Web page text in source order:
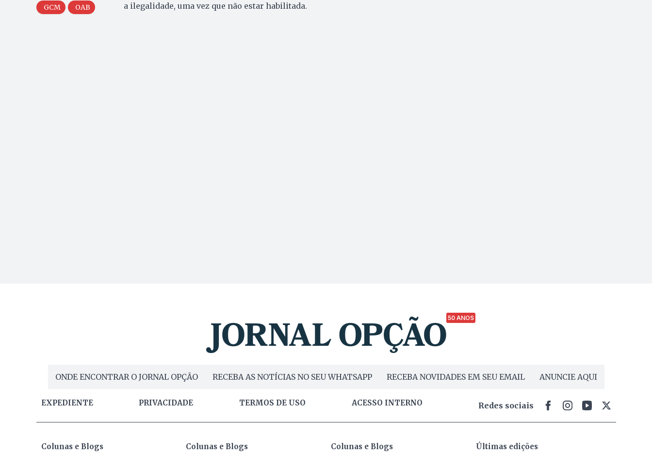
GCM OAB
a ilegalidade, uma vez que não estar habilitada.
50 ANOS
ONDE ENCONTRAR O JORNAL OPÇÃO RECEBA AS NOTÍCIAS NO SEU WHATSAPP RECEBA NOVIDADES EM SEU EMAIL ANUNCIE AQUI
EXPEDIENTE PRIVACIDADE TERMOS DE USO ACESSO INTERNO Redes sociais
Colunas e Blogs Colunas e Blogs Colunas e Blogs Últimas edições